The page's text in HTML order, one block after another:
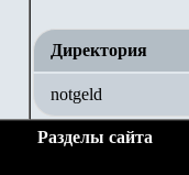
Директория
notgeld
Разделы сайта